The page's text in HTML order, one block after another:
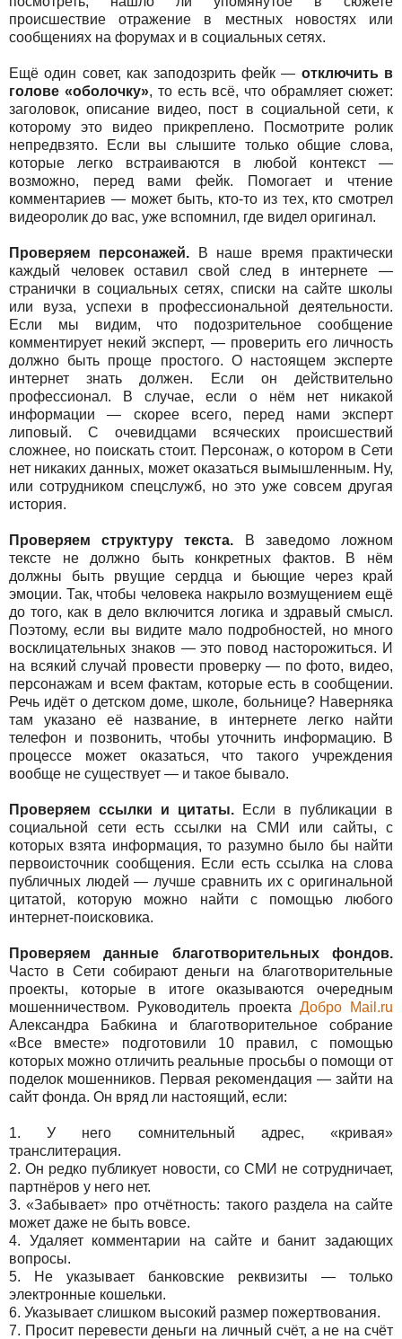
происшествие отражение в местных новостях или
сообщениях на форумах и в социальных сетях.
Ещё один совет, как заподозрить фейк — отключить в
голове «оболочку», то есть всё, что обрамляет сюжет:
заголовок, описание видео, пост в социальной сети, к
которому это видео прикреплено. Посмотрите ролик
непредвзято. Если вы слышите только общие слова,
которые легко встраиваются в любой контекст —
возможно, перед вами фейк. Помогает и чтение
комментариев — может быть, кто-то из тех, кто смотрел
видеоролик до вас, уже вспомнил, где видел оригинал.
Проверяем персонажей. В наше время практически
каждый человек оставил свой след в интернете —
странички в социальных сетях, списки на сайте школы
или вуза, успехи в профессиональной деятельности.
Если мы видим, что подозрительное сообщение
комментирует некий эксперт, — проверить его личность
должно быть проще простого. О настоящем эксперте
интернет знать должен. Если он действительно
профессионал. В случае, если о нём нет никакой
информации — скорее всего, перед нами эксперт
липовый. С очевидцами всяческих происшествий
сложнее, но поискать стоит. Персонаж, о котором в Сети
нет никаких данных, может оказаться вымышленным. Ну,
или сотрудником спецслужб, но это уже совсем другая
история.
Проверяем структуру текста. В заведомо ложном
тексте не должно быть конкретных фактов. В нём
должны быть рвущие сердца и бьющие через край
эмоции. Так, чтобы человека накрыло возмущением ещё
до того, как в дело включится логика и здравый смысл.
Поэтому, если вы видите мало подробностей, но много
восклицательных знаков — это повод насторожиться. И
на всякий случай провести проверку — по фото, видео,
персонажам и всем фактам, которые есть в сообщении.
Речь идёт о детском доме, школе, больнице? Наверняка
там указано её название, в интернете легко найти
телефон и позвонить, чтобы уточнить информацию. В
процессе может оказаться, что такого учреждения
вообще не существует — и такое бывало.
Проверяем ссылки и цитаты. Если в публикации в
социальной сети есть ссылки на СМИ или сайты, с
которых взята информация, то разумно было бы найти
первоисточник сообщения. Если есть ссылка на слова
публичных людей — лучше сравнить их с оригинальной
цитатой, которую можно найти с помощью любого
интернет-поисковика.
Проверяем данные благотворительных фондов.
Часто в Сети собирают деньги на благотворительные
проекты, которые в итоге оказываются очередным
мошенничеством. Руководитель проекта Добро Mail.ru
Александра Бабкина и благотворительное собрание
«Все вместе» подготовили 10 правил, с помощью
которых можно отличить реальные просьбы о помощи от
поделок мошенников. Первая рекомендация — зайти на
сайт фонда. Он вряд ли настоящий, если:
1. У него сомнительный адрес, «кривая»
транслитерация.
2. Он редко публикует новости, со СМИ не сотрудничает,
партнёров у него нет.
3. «Забывает» про отчётность: такого раздела на сайте
может даже не быть вовсе.
4. Удаляет комментарии на сайте и банит задающих
вопросы.
5. Не указывает банковские реквизиты — только
электронные кошельки.
6. Указывает слишком высокий размер пожертвования.
7. Просит перевести деньги на личный счёт, а не на счёт